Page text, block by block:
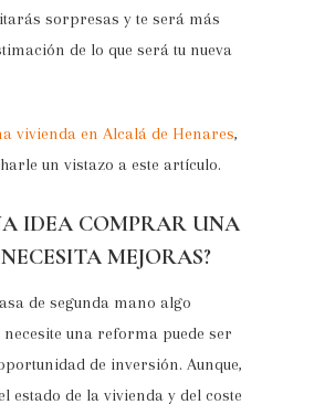
sorpresas y te será más
de lo que será tu nueva
vivienda en Alcalá de Henares,
un vistazo a este artículo.
IDEA COMPRAR UNA
MEJORAS?
de segunda mano algo
necesite una reforma puede ser
de inversión. Aunque,
estado de la vivienda y del coste